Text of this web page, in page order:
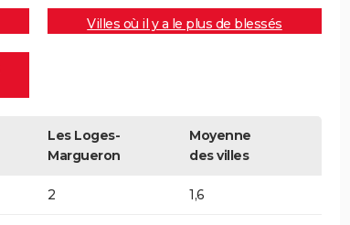
Villes où il y a le plus de blessés
Les Loges-
Margueron
Moyenne
des villes
2 1,6